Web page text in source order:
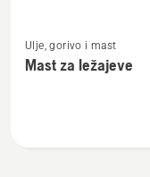
više
detalja
Ulje, gorivo i mast
Mast za ležajeve